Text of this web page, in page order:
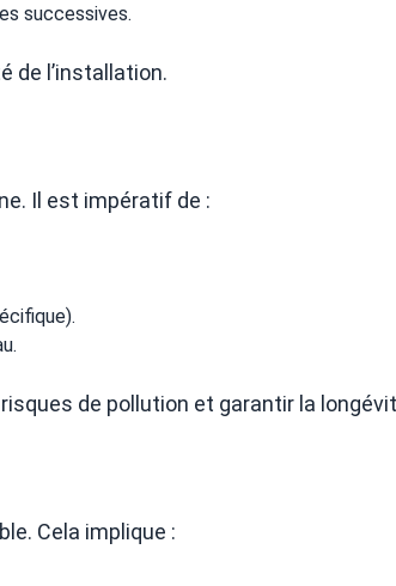
successives.
de l’installation.
Il est impératif de :
de pollution et garantir la
Cela implique :